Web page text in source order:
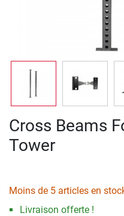
Cross Beams
Tower
Moins de 5 articles en
Livraison offerte !